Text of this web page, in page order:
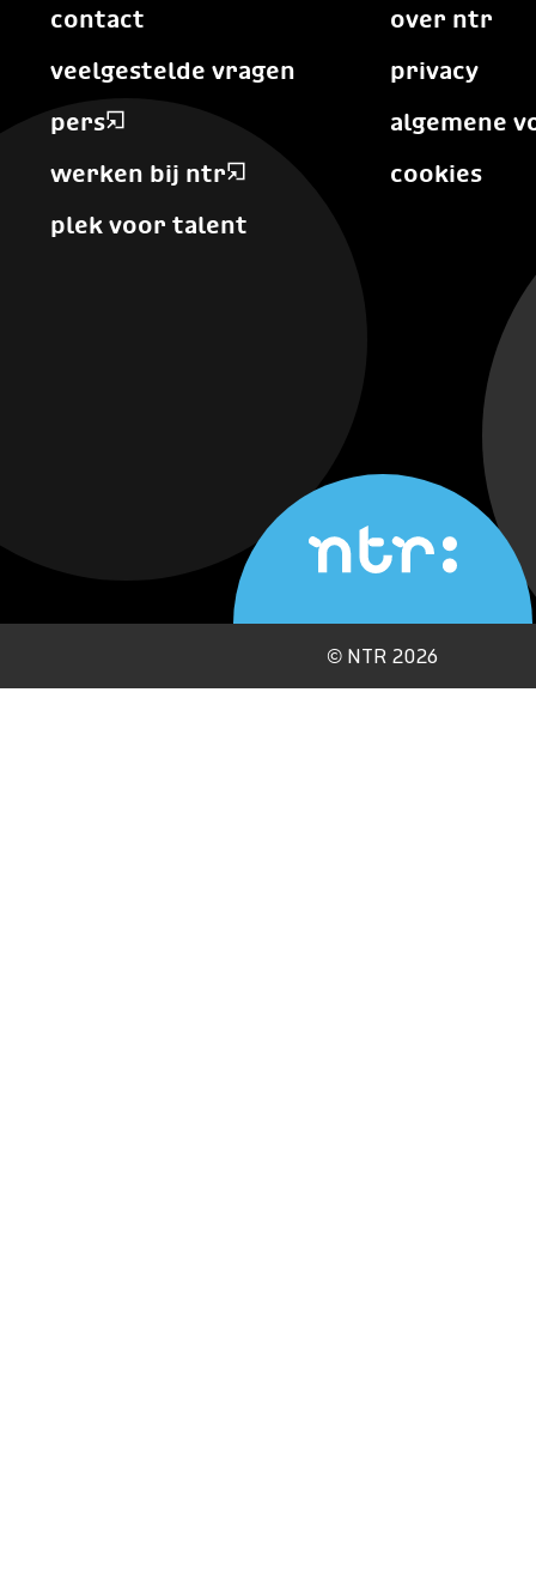
contact
veelgestelde vragen
pers
werken bij ntr
plek voor talent
over ntr
privacy
algemene
cookies
© NTR 2026